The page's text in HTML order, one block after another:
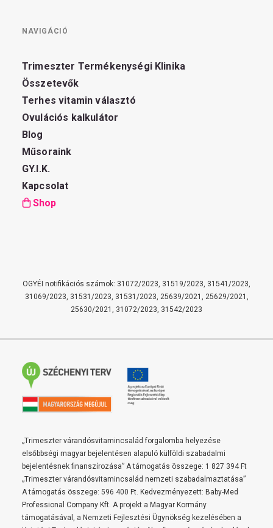
NAVIGÁCIÓ
Trimeszter Termékenységi Klinika
Összetevők
Terhes vitamin választó
Ovulációs kalkulátor
Blog
Műsoraink
GY.I.K.
Kapcsolat
Shop
OGYÉI notifikációs számok: 31072/2023, 31519/2023, 31541/2023,
31069/2023, 31531/2023, 31531/2023, 25639/2021, 25629/2021,
25630/2021, 31072/2023, 31542/2023
„Trimeszter várandósvitamincsalád forgalomba helyezése
elsőbbségi magyar bejelentésen alapuló külföldi szabadalmi
bejelentésnek finanszírozása” A támogatás összege: 1 827 394 Ft
„Trimeszter várandósvitamincsalád nemzeti szabadalmaztatása”
A támogatás összege: 596 400 Ft. Kedvezményezett: Baby-Med
Professional Company Kft. A projekt a Magyar Kormány
támogatásával, a Nemzeti Fejlesztési Ügynökség kezelésében a